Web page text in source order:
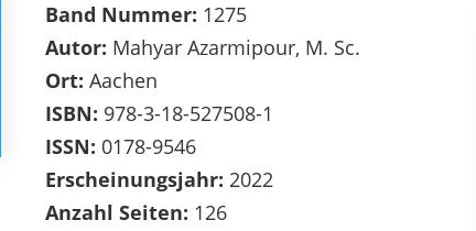
Band Nummer: 1275
Autor: Mahyar Azarmipour, M. Sc.
Ort: Aachen
ISBN: 978-3-18-527508-1
ISSN: 0178-9546
Erscheinungsjahr: 2022
Anzahl Seiten: 126